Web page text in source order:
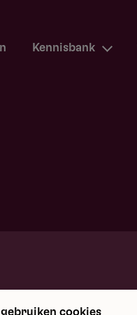
Kennisbank
cookies